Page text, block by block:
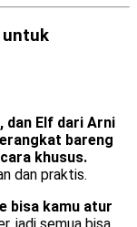
untuk
dan Elf dari Arni
bareng
khusus.
dan praktis.
bisa kamu atur